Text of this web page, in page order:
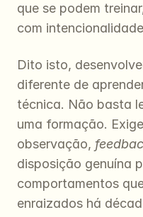
que se podem
com
Dito isto,
diferente de
técnica. Não basta
uma formação.
observação,
disposição genuína
comportamentos
enraizados há